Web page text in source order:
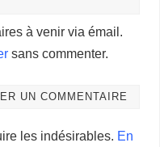
à venir via émail.
sans commenter.
les indésirables. En